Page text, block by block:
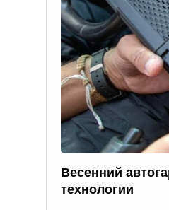
Весенний
технологии